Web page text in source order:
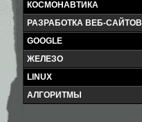
КОСМОНАВТИКА
РАЗРАБОТКА ВЕБ-САЙТОВ
GOOGLE
ЖЕЛЕЗО
LINUX
АЛГОРИТМЫ